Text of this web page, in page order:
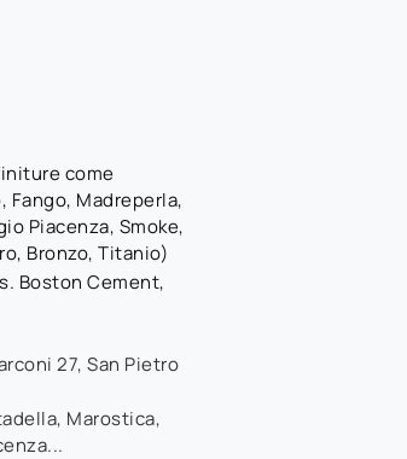
come
Madreperla,
Piacenza, Smoke,
Bronzo, Titanio)
Boston Cement,
27,San Pietro
Marostica,